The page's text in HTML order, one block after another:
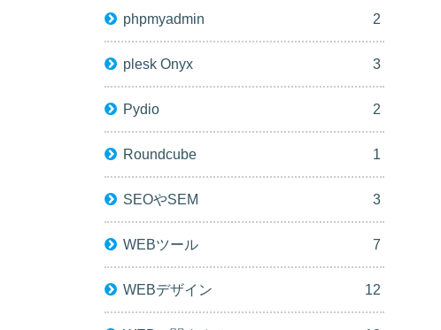
phpmyadmin 2
plesk Onyx 3
Pydio 2
Roundcube 1
SEOやSEM 3
WEBツール 7
WEBデザイン 12